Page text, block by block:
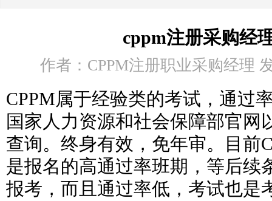
cppm注册采购经
作者：CPPM注册职业采购经理
CPPM属于经验类的考试，通过
国家人力资源和社会保障部官网
查询。终身有效，免年审。目前
是报名的高通过率班期，等后续
报考，而且通过率低，考试也是